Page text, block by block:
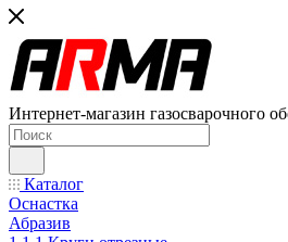
Интернет-магазин газосварочного
Каталог
Оснастка
Абразив